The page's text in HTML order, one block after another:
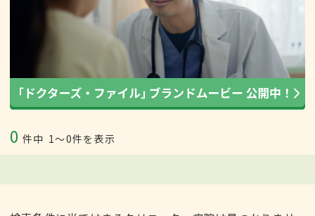
0 件中 1〜0件を表示